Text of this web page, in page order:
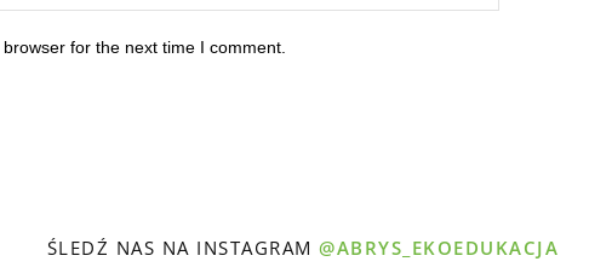
for the next time I comment.
ŚLEDŹ NAS NA INSTAGRAM@ABRYS_EKOEDUKACJA